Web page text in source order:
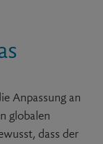
Anpassung an
globalen
dass der